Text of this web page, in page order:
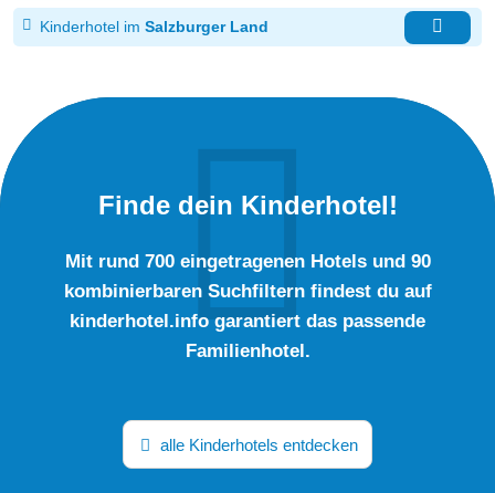
Kinderhotel im Salzburger Land
Finde dein Kinderhotel!
Mit rund 700 eingetragenen Hotels und 90
kombinierbaren Suchfiltern findest du auf
kinderhotel.info garantiert das passende
Familienhotel.
alle Kinderhotels entdecken